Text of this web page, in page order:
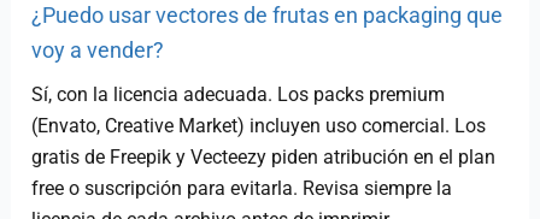
¿Puedo usar vectores de frutas en packaging que
voy a vender?
Sí, con la licencia adecuada. Los packs premium
(Envato, Creative Market) incluyen uso comercial. Los
gratis de Freepik y Vecteezy piden atribución en el plan
free o suscripción para evitarla. Revisa siempre la